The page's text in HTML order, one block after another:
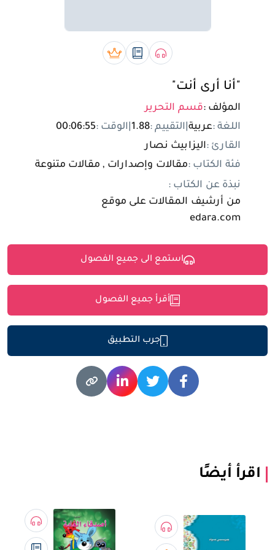
مستخدم جديد
صوتي bookرقمي bookبريميوم book
"أنا أرى أنت"
المؤلف :قسم التحرير
اللغة :عربية التقييم :1.88 الوقت :00:06:55
القارئ :اليزابيث نصار
فئة الكتاب :مقالات وإصدارات , مقالات متنوعة
نبذة عن الكتاب :
من أرشيف المقالات على موقع
edara.com
استمع الى جميع الفصول
أقرأ جميع الفصول
جرب التطبيق
اقرأ أيضًا